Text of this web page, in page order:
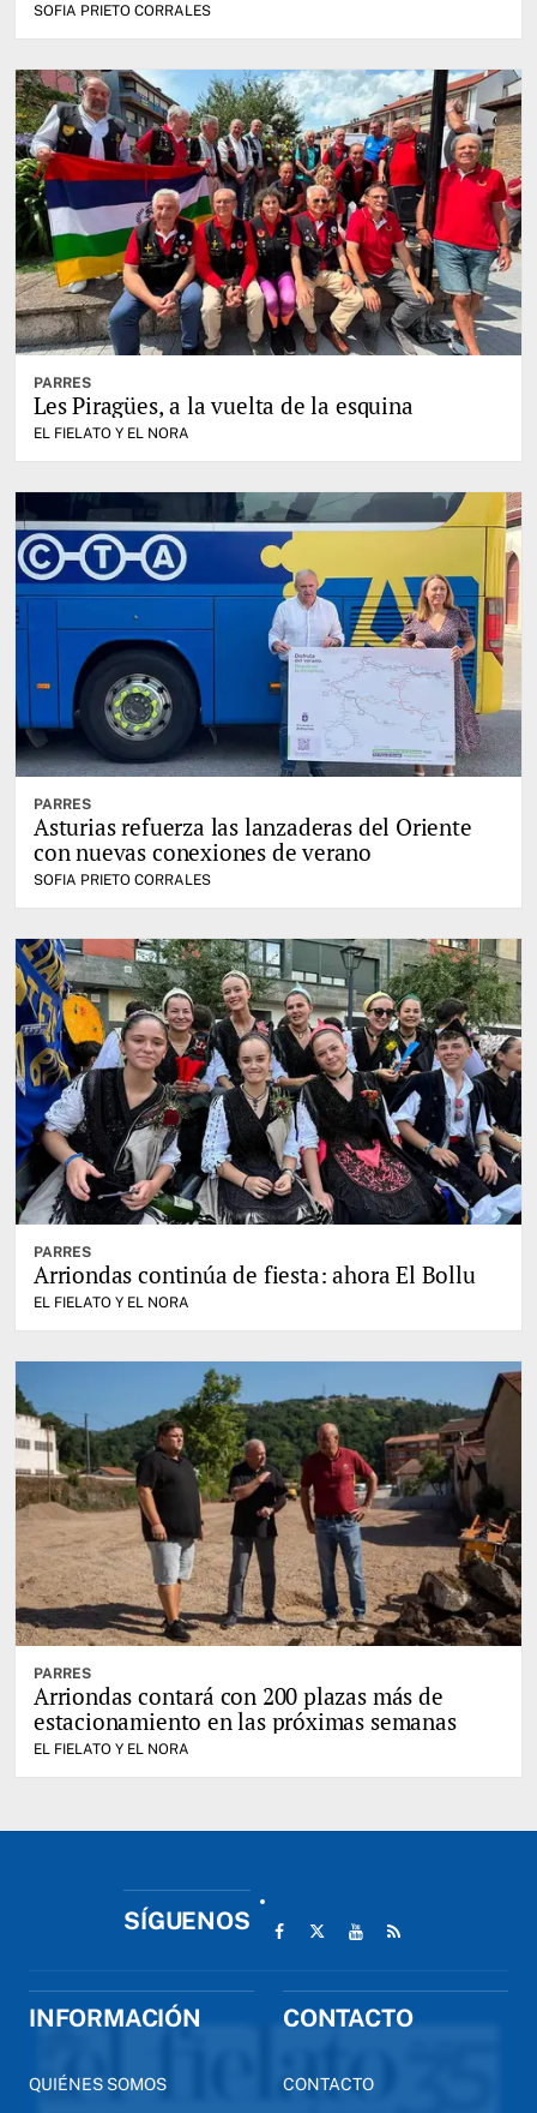
SOFIA PRIETO CORRALES
PARRES
Les Piragües, a la vuelta de la esquina
EL FIELATO Y EL NORA
PARRES
Asturias refuerza las lanzaderas del Oriente
con nuevas conexiones de verano
SOFIA PRIETO CORRALES
PARRES
Arriondas continúa de fiesta: ahora El Bollu
EL FIELATO Y EL NORA
PARRES
Arriondas contará con 200 plazas más de
estacionamiento en las próximas semanas
EL FIELATO Y EL NORA
SÍGUENOS
INFORMACIÓN
QUIÉNES SOMOS
CONTACTO
CONTACTO